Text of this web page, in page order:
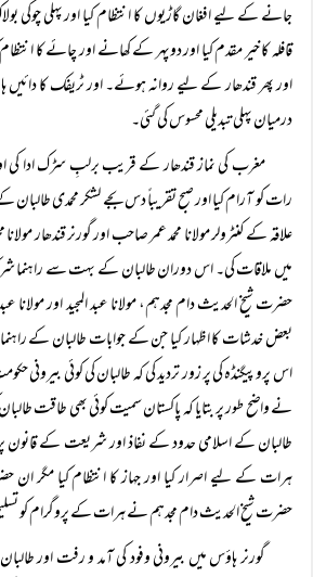
جانے کے لیے افغان گاڑیوں کا انتظام کیا اور پہلی چوکی
قافلہ کا خیر مقدم کیا اور دوپہر کے کھانے اور چائے کا
اور پھر قندھار کے لیے روانہ ہوئے۔ اور ٹریفک کا دائیں
درمیان پہلی تبدیلی محسوس کی گئی۔
مغرب کی نماز قندھار کے قریب برلبِ سڑک ادا کی اور
رات کو آرام کیا اور صبح تقریباً دس بجے لشکر محمدی
علاقہ کے کنٹرولر مولانا محمد عمر صاحب اور گورنر قندھار
میں ملاقات کی۔ اس دوران طالبان کے بہت سے
حضرت شیخ الحدیث دام مجدہم، مولانا عبد المجید اور مولانا
بعض خدشات کا اظہار کیا جن کے جوابات طالبان کے
اس پروپیگنڈہ کی پر زور تردید کی کہ طالبان کی کوئی
نے واضح طور پر بتایا کہ پاکستان سمیت کوئی بھی طاقت
طالبان کے اسلامی حدود کے نفاذ اور شریعت کے
ہرات کے لیے اصرار کیا اور جہاز کا انتظام کیا مگر ان
حضرت شیخ الحدیث دام مجدہم نے ہرات کے پروگرام کو
گورنر ہاؤس میں بیرونی وفود کی آمد و رفت اور